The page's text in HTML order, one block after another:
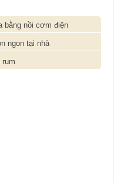
bằng nồi cơm điện
ngon tại nhà